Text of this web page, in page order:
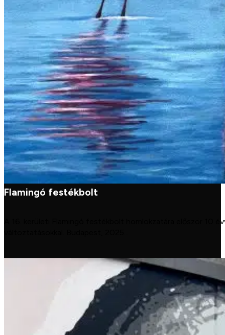
Flamingó festékbolt
A 16. kerületi Flamingó festékbolt homlokzatára először